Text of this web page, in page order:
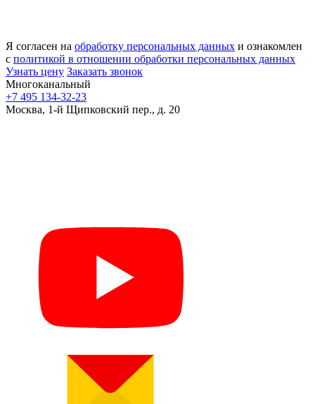
Я согласен на обработку персональных данных и ознакомлен
с политикой в отношении обработки персональных данных
Узнать цену Заказать звонок
Многоканальный
+7 495 134-32-23
Москва, 1-й Щипковский пер., д. 20